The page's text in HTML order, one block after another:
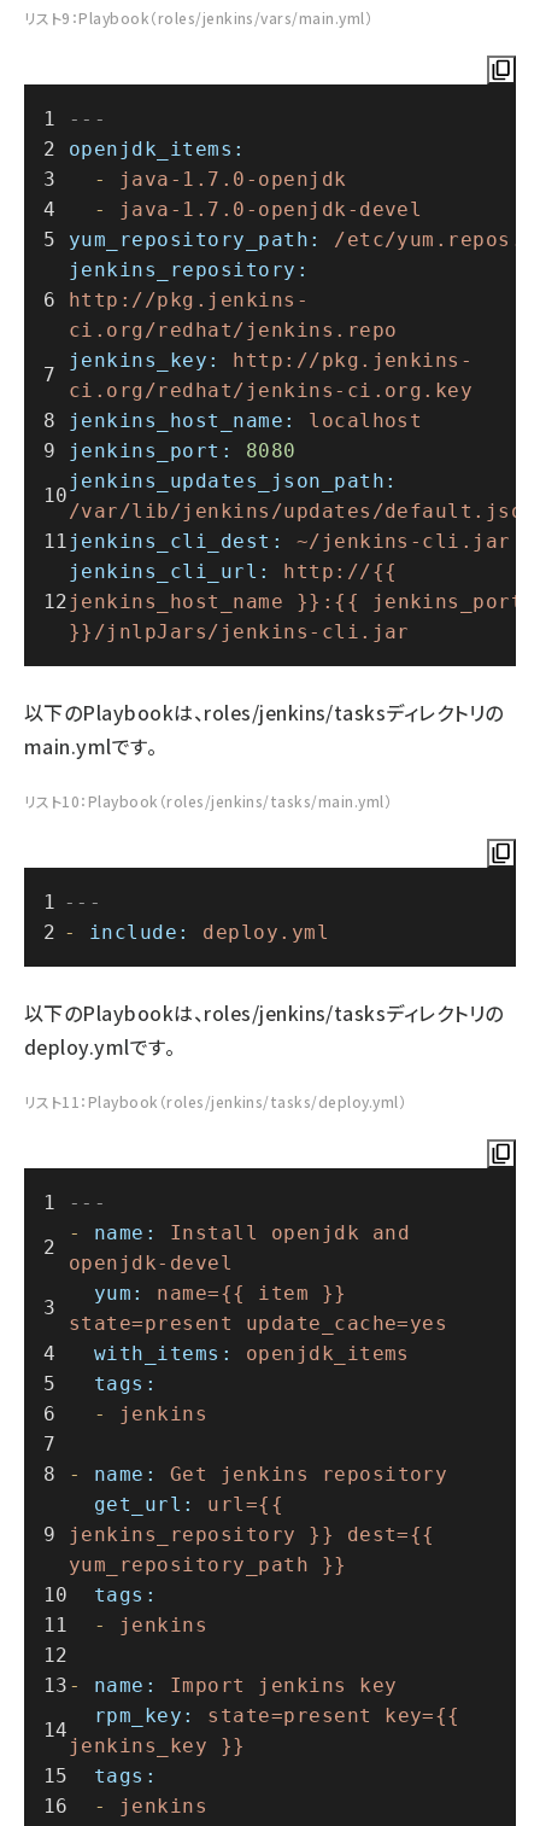
リスト9：Playbook（roles/jenkins/vars/main.yml）
---
openjdk_items:
-
java-1.7.0-openjdk
-
java-1.7.0-openjdk-devel
yum_repository_path:
/etc/yum.repos.d
jenkins_repository:
http://pkg.jenkins-
ci.org/redhat/jenkins.repo
jenkins_key:
http://pkg.jenkins-
ci.org/redhat/jenkins-ci.org.key
jenkins_host_name:
localhost
jenkins_port:
8080
jenkins_updates_json_path:
/var/lib/jenkins/updates/default.json
jenkins_cli_dest:
~/jenkins-cli.jar
jenkins_cli_url:
http://{{
jenkins_host_name
}}:{{
jenkins_port
}}/jnlpJars/jenkins-cli.jar
以下のPlaybookは、roles/jenkins/tasksディレクトリの
main.ymlです。
リスト10：Playbook（roles/jenkins/tasks/main.yml）
---
-
include: deploy.yml
以下のPlaybookは、roles/jenkins/tasksディレクトリの
deploy.ymlです。
リスト11：Playbook（roles/jenkins/tasks/deploy.yml）
---
-
name: Install openjdk
and
openjdk-devel
yum:
name={{ item
}}
state=present
update_cache=yes
with_items:
openjdk_items
tags:
-
jenkins
- name: Get jenkins
repository
get_url:
url={{
jenkins_repository
}}
dest={{
yum_repository_path
}}
tags:
-
jenkins
- name: Import jenkins
key
rpm_key:
state=present
key={{
jenkins_key
}}
tags:
-
jenkins